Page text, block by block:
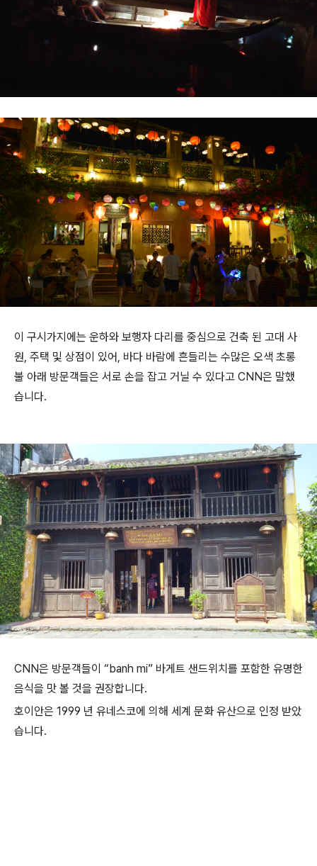
이 구시가지에는 운하와 보행자 다리를 중심으로 건축 된 고대 사
원, 주택 및 상점이 있어, 바다 바람에 흔들리는 수많은 오색 초롱
불 아래 방문객들은 서로 손을 잡고 거닐 수 있다고 CNN은 말했
습니다.
CNN은 방문객들이 “banh mi” 바게트 샌드위치를 ​​포함한 유명한
음식을 맛 볼 것을 권장합니다.
호이안은 1999 년 유네스코에 의해 세계 문화 유산으로 인정 받았
습니다.